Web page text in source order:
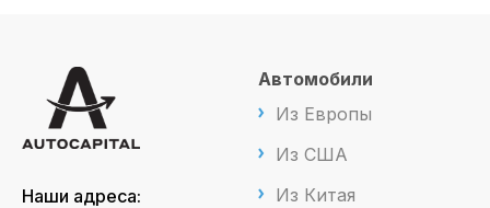
Наши адреса:
Автомобили
Из Европы
Из США
Из Китая